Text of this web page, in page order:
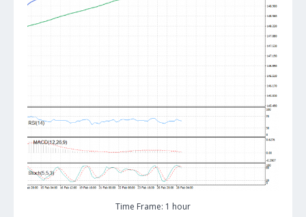
Time Frame: 1 hour